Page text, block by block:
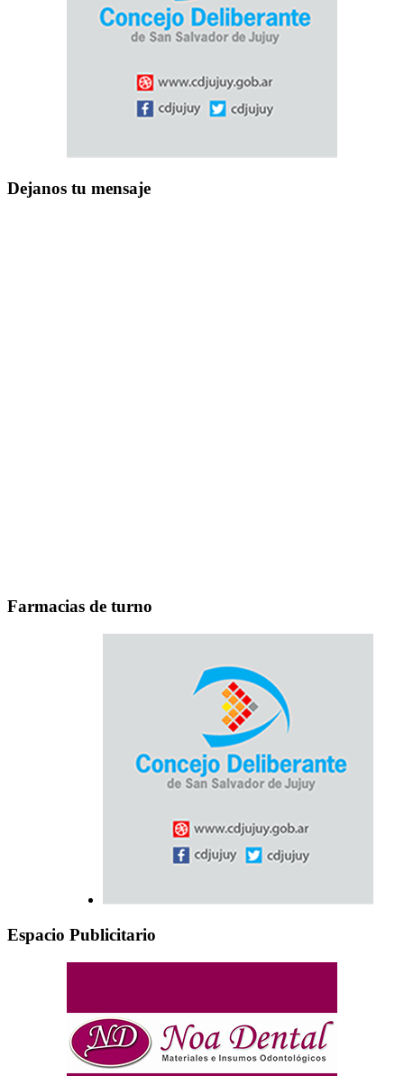
Dejanos tu mensaje
Farmacias de turno
Espacio Publicitario